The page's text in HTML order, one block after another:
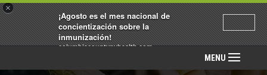
×
¡Agosto es el mes nacional de
concientización sobre la
inmunización!
columbiacountynyhealth.com
MENU